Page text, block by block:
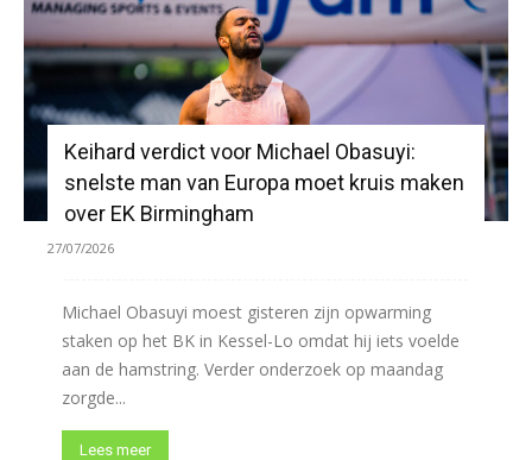
Keihard verdict voor Michael Obasuyi:
snelste man van Europa moet kruis maken
over EK Birmingham
27/07/2026
Michael Obasuyi moest gisteren zijn opwarming
staken op het BK in Kessel-Lo omdat hij iets voelde
aan de hamstring. Verder onderzoek op maandag
zorgde...
Lees meer